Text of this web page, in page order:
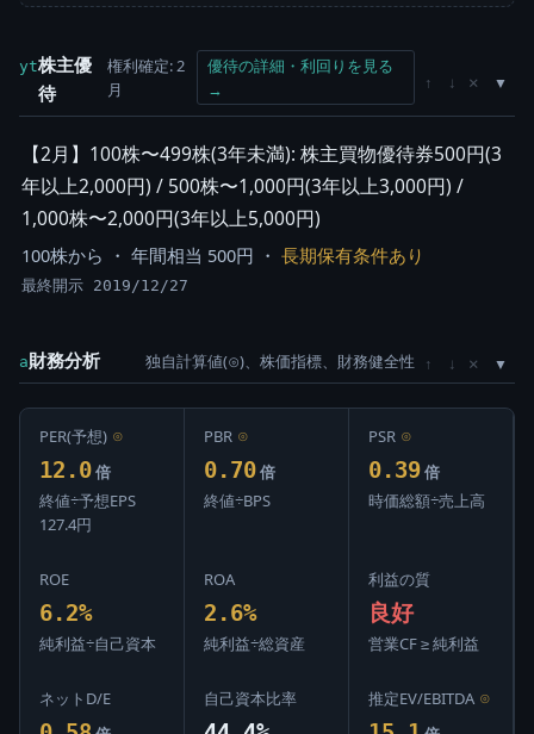
yt株主優
待
権利確定: 2
月
優待の詳細・利回りを見る
→
↑ ↓ ×
【2月】100株〜499株(3年未満): 株主買物優待券500円(3
年以上2,000円) / 500株〜1,000円(3年以上3,000円) /
1,000株〜2,000円(3年以上5,000円)
100株から ・ 年間相当 500円 ・ 長期保有条件あり
最終開示 2019/12/27
a財務分析 独自計算値(⊙)、株価指標、財務健全性 ↑ ↓ ×
PER(予想) ⊙
12.0 倍
終値÷予想EPS
127.4円
PBR ⊙
0.70 倍
終値÷BPS
PSR ⊙
0.39 倍
時価総額÷売上高
ROE
6.2%
純利益÷自己資本
ROA
2.6%
純利益÷総資産
利益の質
良好
営業CF ≥ 純利益
ネットD/E 自己資本比率 推定EV/EBITDA ⊙